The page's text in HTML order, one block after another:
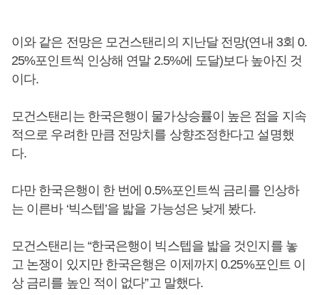
이와 같은 전망은 모건스탠리의 지난달 전망(연내 3회 0.
25%포인트씩 인상해 연말 2.5%에 도달)보다 높아진 것
이다.
모건스탠리는 한국은행이 물가상승률이 높은 점을 지속
적으로 우려한 만큼 전망치를 상향조정한다고 설명했
다.
다만 한국은행이 한 번에 0.5%포인트씩 금리를 인상하
는 이른바 ‘빅스텝’을 밟을 가능성은 낮게 봤다.
모건스탠리는 “한국은행이 빅스텝을 밟을 것인지를 놓
고 논쟁이 있지만 한국은행은 이제까지 0.25%포인트 이
상 금리를 높인 적이 없다”고 말했다.